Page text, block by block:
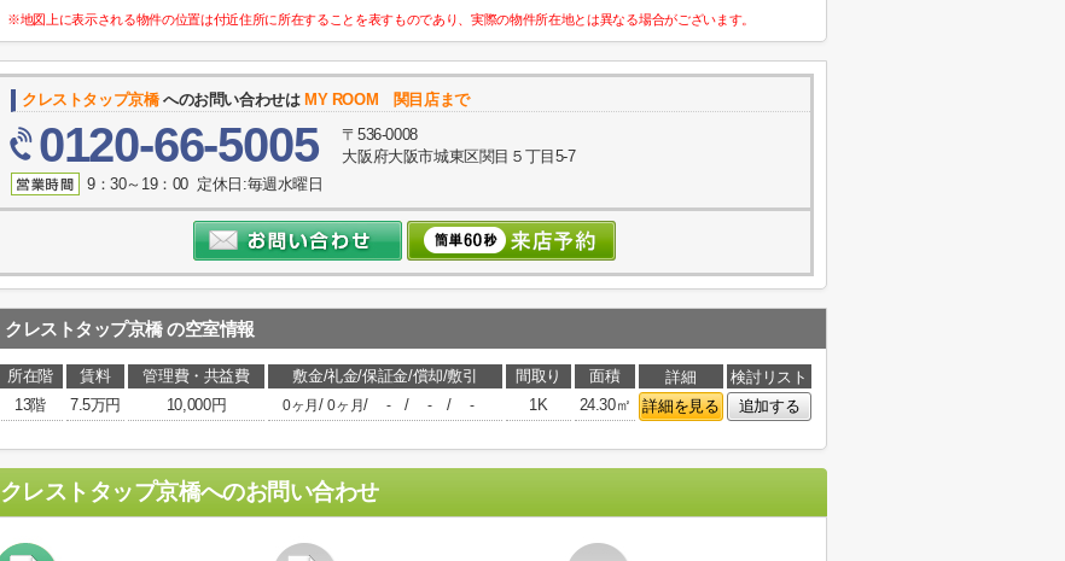
※地図上に表示される物件の位置は付近住所に所在することを表すものであり、実際の物件所在地とは異なる場合がございます。
クレストタップ京橋へのお問い合わせは MY ROOM 関目店まで
0120-66-5005
〒536-0008
大阪府大阪市城東区関目５丁目5-7
9：30～19：00 定休日:毎週水曜日
クレストタップ京橋の空室情報
所在階 賃料 管理費・共益費 敷金/礼金/保証金/償却/敷引 間取り 面積 詳細
検討リスト
13階
7.5万円 10,000円 0ヶ月/0ヶ月/ - / - / - 1K 24.30㎡ 詳細を見る 追加する
クレストタップ京橋へのお問い合わせ